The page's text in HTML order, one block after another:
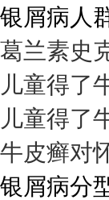
银屑病人
葛兰素史
儿童得了
儿童得了
牛皮癣对
银屑病分